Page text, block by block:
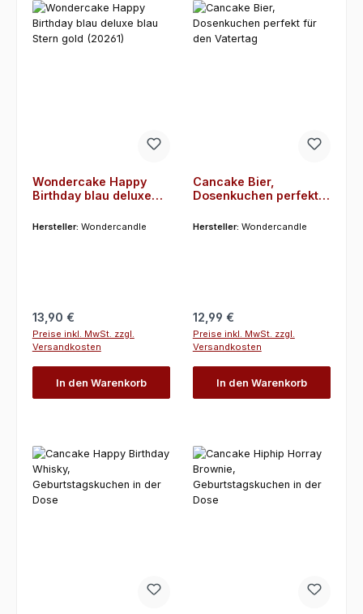
Wondercake Happy
Birthday blau deluxe
Hersteller: Wondercandle
Regulärer Preis:
13,90 €
Preise inkl. MwSt. zzgl.
Versandkosten
In den Warenkorb
Cancake Bier,
Dosenkuchen perfekt
Hersteller: Wondercandle
Regulärer Preis:
12,99 €
Preise inkl. MwSt. zzgl.
Versandkosten
In den Warenkorb